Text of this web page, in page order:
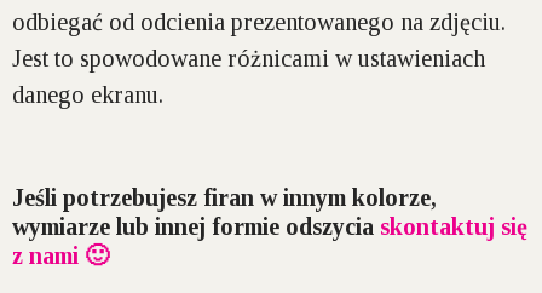
odbiegać od odcienia prezentowanego na zdjęciu.
Jest to spowodowane różnicami w ustawieniach
danego ekranu.
Jeśli potrzebujesz firan w innym kolorze,
wymiarze lub innej formie odszycia skontaktuj się
z nami 🙂